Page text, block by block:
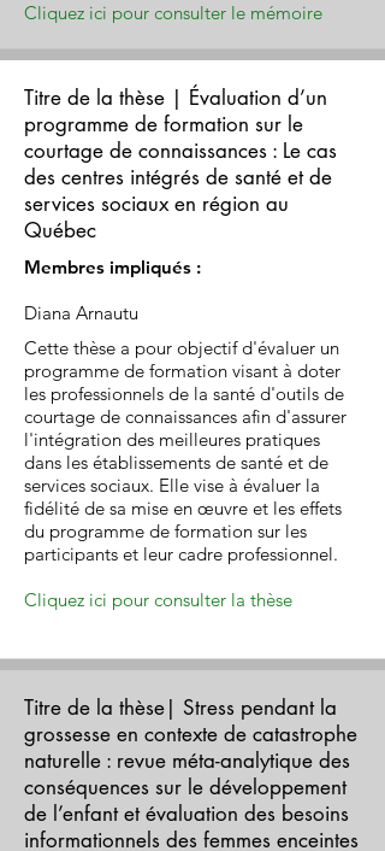
Cliquez ici pour consulter le mémoire
Titre de la thèse | Évaluation d’un
programme de formation sur le
courtage de connaissances : Le cas
des centres intégrés de santé et de
services sociaux en région au
Québec
Membres impliqués :
Diana Arnautu
Cette thèse a pour objectif d'évaluer un
programme de formation visant à doter
les professionnels de la santé d'outils de
courtage de connaissances afin d'assurer
l'intégration des meilleures pratiques
dans les établissements de santé et de
services sociaux. Elle vise à évaluer la
fidélité de sa mise en œuvre et les effets
du programme de formation sur les
participants et leur cadre professionnel.
Cliquez ici pour consulter la thèse
Titre de la thèse| Stress pendant la
grossesse en contexte de catastrophe
naturelle : revue méta-analytique des
conséquences sur le développement
de l’enfant et évaluation des besoins
informationnels des femmes enceintes